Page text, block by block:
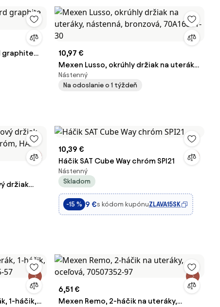
graphite
10,97 €
Mexen Lusso, okrúhly držiak na uteráky,
nástenná, bronzová, 70A16831-30
Nástenný
Na odoslanie o 1 týždeň
držiak
HAN-
10,39 €
Háčik SAT Cube Way chróm SPI21
Nástenný
Skladom
-15 % 9 €s kódom kupónuZLAVA15SK
1-háčik,
6,51 €
Mexen Remo, 2-háčik na uteráky,